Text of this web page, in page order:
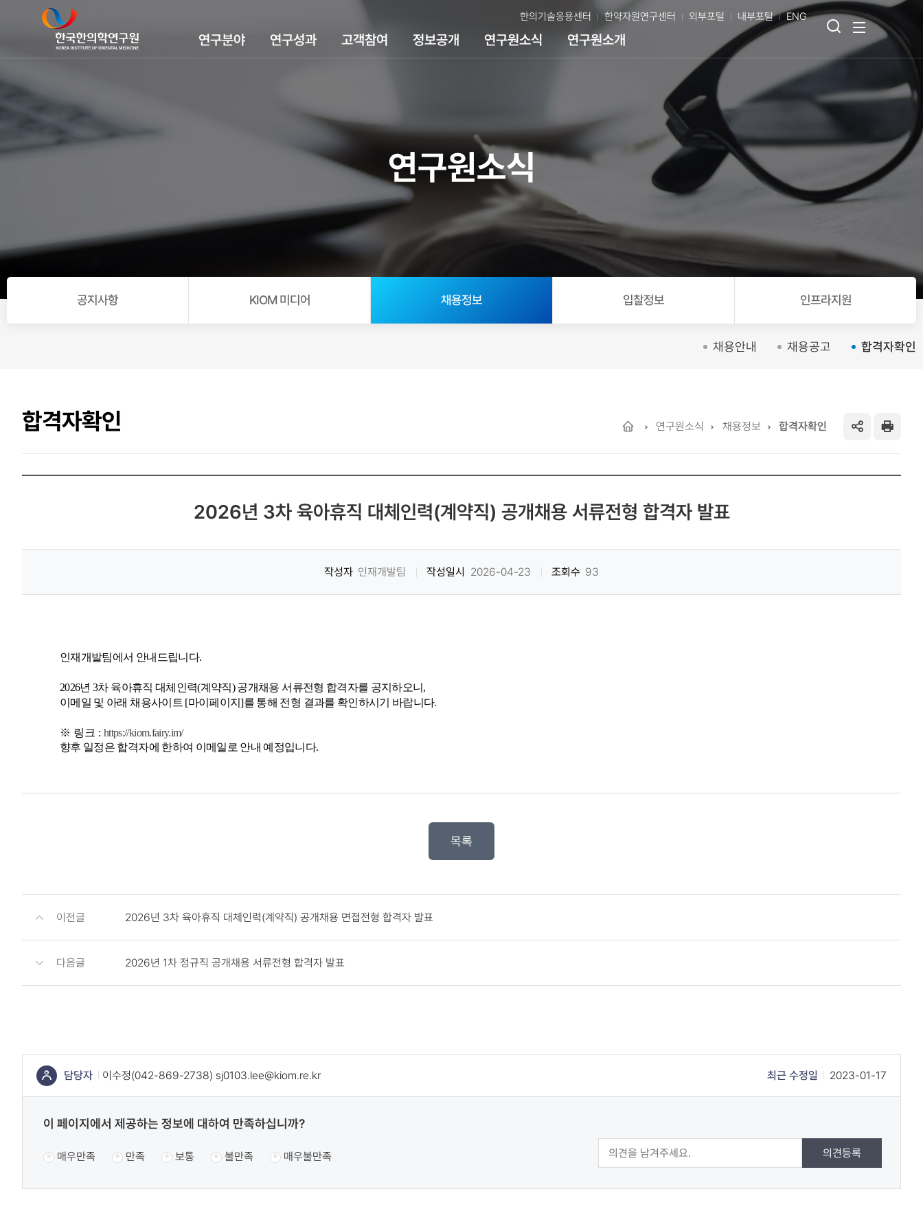
연구분야 연구성과 고객참여 정보공개 연구원소식 연구원소개
한의기술응용센터 한약자원연구센터 외부포털 내부포털 ENG
열
전
체
메
보
연구원소식
공지사항 KIOM 미디어 채용정보
채용안내 채용공고 합격자확인
입찰정보 인프라지원
합격자확인 Home연구원소식 채용정보 합격자확인
공 린
2026년 3차 육아휴직 대체인력(계약직) 공개채용 서류전형 합격자 발표
작성자 인재개발팀 작성일시 2026-04-23 조회수 93
인재개발팀에서 안내드립니다.
2026년 3차 육아휴직 대체인력(계약직) 공개채용 서류전형 합격자를 공지하오니,
이메일 및 아래 채용사이트 [마이페이지]를 통해 전형 결과를 확인하시기 바랍니다.
※ 링크 : https://kiom.fairy.im/
향후 일정은 합격자에 한하여 이메일로 안내 예정입니다.
목록
이전글 2026년 3차 육아휴직 대체인력(계약직) 공개채용 면접전형 합격자 발표
다음글 2026년 1차 정규직 공개채용 서류전형 합격자 발표
보
콘
텐
정
담당자 이수정(042-869-2738) sj0103.lee@kiom.re.kr 최근 수정일 2023-01-17
콘
츠
족
콘
츠
족
이 페이지에서 제공하는 정보에 대하여 만족하십니까?
매우만족 만족 보통 불만족 매우불만족 의견등록